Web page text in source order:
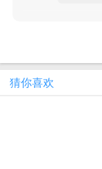
猜你喜欢